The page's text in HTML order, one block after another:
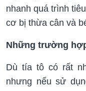
nhanh quá trình
cơ bị thừa cân và
Những trường
Dù tía tô có rất
nhưng nếu sử